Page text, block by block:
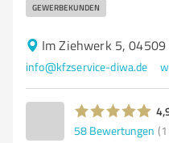
GEWERBEKUNDEN
Im Ziehwerk 5, 04509
info@kfzservice-diwa.de
58 Bewertungen